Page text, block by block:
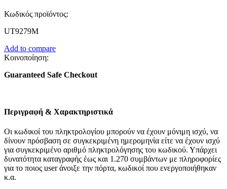
Κωδικός προϊόντος:
UT9279M
Add to compare
Κοινοποίηση:
Guaranteed Safe Checkout
Περιγραφή & Χαρακτηριστικά
Οι κωδικοί του πληκτρολογίου μπορούν να έχουν μόνιμη ισχύ, να
δίνουν πρόσβαση σε συγκεκριμένη ημερομηνία είτε να έχουν ισχύ
για συγκεκριμένο αριθμό πληκτρολόγησης του κωδικού. Υπάρχει
δυνατότητα καταγραφής έως και 1.270 συμβάντων με πληροφορίες
για το ποιος user άνοιξε την πόρτα, κωδικοί που ενεργοποιήθηκαν
κ.α.